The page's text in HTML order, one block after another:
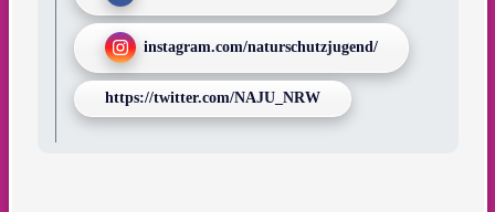
instagram.com/naturschutzjugend/
https://twitter.com/NAJU_NRW